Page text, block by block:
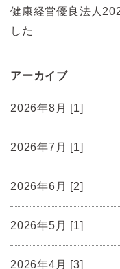
健康経営優良法人
した
アーカイブ
2026年8月 [1]
2026年7月 [1]
2026年6月 [2]
2026年5月 [1]
2026年4月 [3]